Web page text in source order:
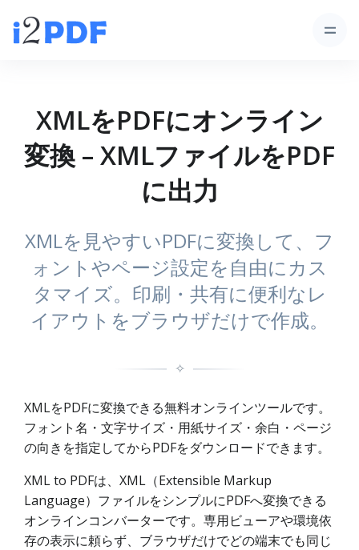
XMLをPDFにオンライン
変換 – XMLファイルをPDF
に出力
XMLを見やすいPDFに変換して、フ
ォントやページ設定を自由にカス
タマイズ。印刷・共有に便利なレ
イアウトをブラウザだけで作成。
✧
XMLをPDFに変換できる無料オンラインツールです。
フォント名・文字サイズ・用紙サイズ・余白・ページ
の向きを指定してからPDFをダウンロードできます。
XML to PDFは、XML（Extensible Markup
Language）ファイルをシンプルにPDFへ変換できる
オンラインコンバーターです。専用ビューアや環境依
存の表示に頼らず、ブラウザだけでどの端末でも同じ